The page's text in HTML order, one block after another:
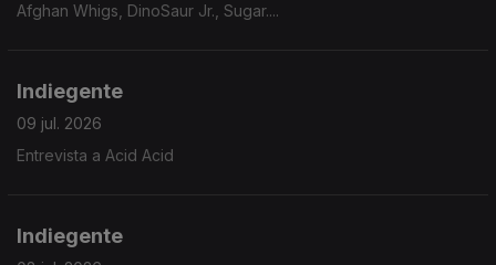
Afghan Whigs, DinoSaur Jr., Sugar....
Indiegente
09 jul. 2026
Entrevista a Acid Acid
Indiegente